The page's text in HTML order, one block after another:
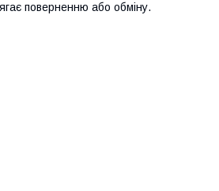
поверненню або обміну.